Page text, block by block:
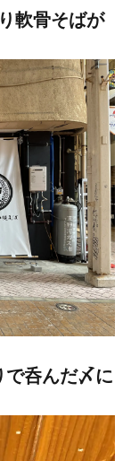
軟骨そばが
で呑んだ〆に